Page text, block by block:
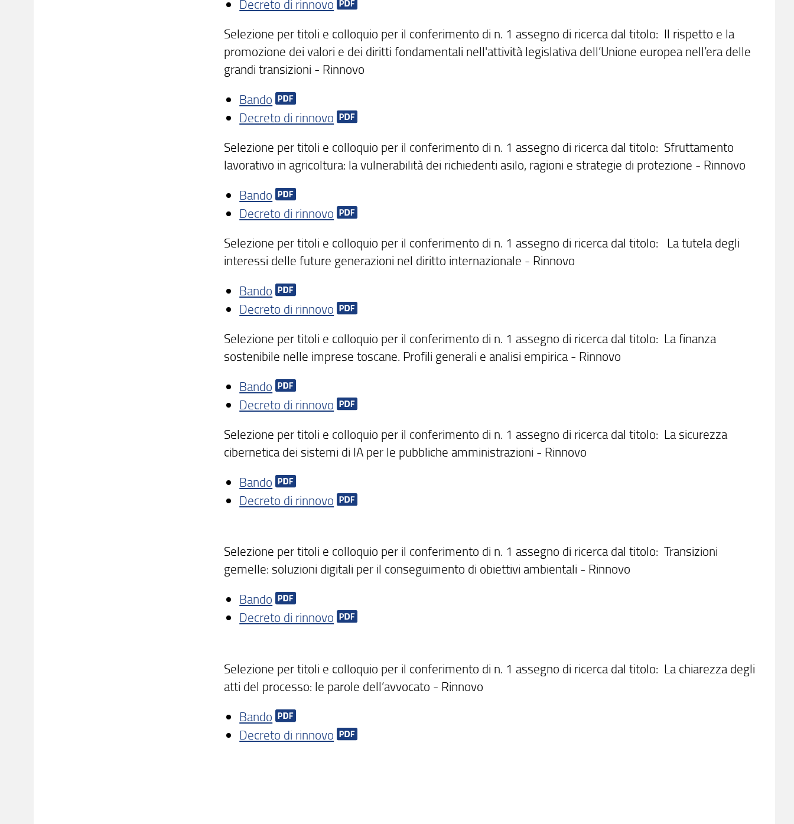
Decreto di rinnovo
Selezione per titoli e colloquio per il conferimento di n. 1 assegno di ricerca dal titolo: Il rispetto e la
promozione dei valori e dei diritti fondamentali nell'attività legislativa dell’Unione europea nell’era delle
grandi transizioni - Rinnovo
Bando
Decreto di rinnovo
Selezione per titoli e colloquio per il conferimento di n. 1 assegno di ricerca dal titolo: Sfruttamento
lavorativo in agricoltura: la vulnerabilità dei richiedenti asilo, ragioni e strategie di protezione - Rinnovo
Bando
Decreto di rinnovo
Selezione per titoli e colloquio per il conferimento di n. 1 assegno di ricerca dal titolo: La tutela degli
interessi delle future generazioni nel diritto internazionale - Rinnovo
Bando
Decreto di rinnovo
Selezione per titoli e colloquio per il conferimento di n. 1 assegno di ricerca dal titolo: La finanza
sostenibile nelle imprese toscane. Profili generali e analisi empirica - Rinnovo
Bando
Decreto di rinnovo
Selezione per titoli e colloquio per il conferimento di n. 1 assegno di ricerca dal titolo: La sicurezza
cibernetica dei sistemi di IA per le pubbliche amministrazioni - Rinnovo
Bando
Decreto di rinnovo
Selezione per titoli e colloquio per il conferimento di n. 1 assegno di ricerca dal titolo: Transizioni
gemelle: soluzioni digitali per il conseguimento di obiettivi ambientali - Rinnovo
Bando
Decreto di rinnovo
Selezione per titoli e colloquio per il conferimento di n. 1 assegno di ricerca dal titolo: La chiarezza degli
atti del processo: le parole dell’avvocato - Rinnovo
Bando
Decreto di rinnovo